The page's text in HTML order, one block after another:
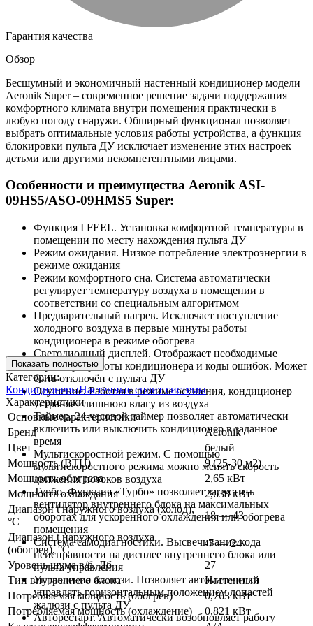
Гарантия качества
Обзор
Бесшумный и экономичный настенный кондиционер модели
Aeronik Super – современное решение задачи поддержания
комфортного климата внутри помещения практически в
любую погоду снаружи. Обширный функционал позволяет
выбрать оптимальные условия работы устройства, а функция
блокировки пульта ДУ исключает изменение этих настроек
детьми или другими некомпетентными лицами.
Особенности и преимущества Aeronik ASI-
09HS5/ASO-09HMS5 Super:
Функция I FEEL. Установка комфортной температуры в
помещении по месту нахождения пульта ДУ
Режим ожидания. Низкое потребление электроэнергии в
режиме ожидания
Режим комфортного сна. Система автоматически
регулирует температуру воздуха в помещении в
соответствии со специальным алгоритмом
Предварительный нагрев. Исключает поступление
холодного воздуха в первые минуты работы
кондиционера в режиме обогрева
Светодиодный дисплей. Отображает необходимые
параметры работы кондиционера и коды ошибок. Может
быть отключён с пульта ДУ
Осушение. Работая в режиме осушения, кондиционер
устраняет лишнюю влагу из воздуха
Таймер. 24-часовой таймер позволяет автоматически
включить или выключить кондиционер в заданное
время
Мультискоростной режим. С помощью
мультискоростного режима можно менять скорость
движения потоков воздуха
Турбо. Функция «Турбо» позволяет запустить
вентилятор внутреннего блока на максимальных
оборотах для ускоренного охлаждения или обогрева
помещения
Система самодиагностики. Высвечивание кода
неисправности на дисплее внутреннего блока или
пульта управления
Управление жалюзи. Позволяет автоматически
управлять горизонтальным положением лопастей
жалюзи с пульта ДУ
Авторестарт. Автоматически возобновляет работу
Показать полностью
Категории:
КондиционерыНастенные сплит системы
Характеристики
Основные характеристики
Бренд
Aeronik
Цвет
белый
Мощность (BTU)
9 (25-30 м2)
Мощность обогрева
2,65 кВт
Мощность охлаждения
2,638 кВт
Диапазон t наружного воздуха (холод),
°C
18 — 43
Диапазон t наружного воздуха
(обогрев), °C
-7 — 24
Уровень шума в/б, Дб
27
Тип внутреннего блока
Настенный
Потребляемая мощность (обогрев)
0,763 кВт
Потребляемая мощность (охлаждение)
0,821 кВт